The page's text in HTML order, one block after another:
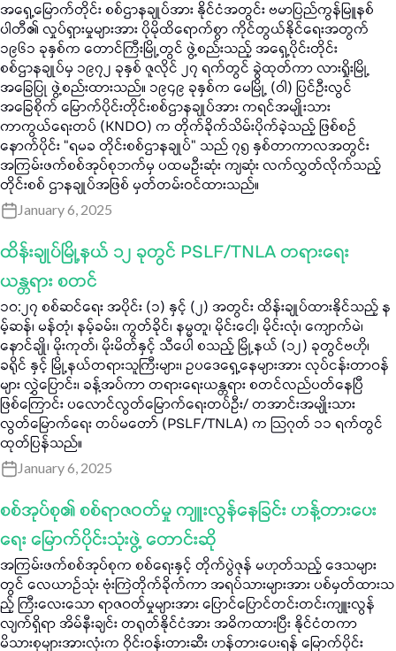
အရှေ့မြောက်တိုင်း စစ်ဌာနချုပ်အား နိုင်ငံအတွင်း ဗမာပြည်ကွန်မြူနစ်
ပါတီ၏ လှုပ်ရှားမှုများအား ပိုမိုထိရောက်စွာ ကိုင်တွယ်နိုင်ရေးအတွက်
၁၉၆၁ ခုနှစ်က တောင်ကြီးမြို့တွင် ဖွဲ့စည်းသည့် အရှေ့ပိုင်းတိုင်း
စစ်ဌာနချုပ်မှ ၁၉၇၂ ခုနှစ် ဇူလိုင် ၂၇ ရက်တွင် ခွဲထုတ်ကာ လားရှိုးမြို့
အခြေပြု ဖွဲ့စည်းထားသည်။ ၁၉၄၉ ခုနှစ်က မေမြို့ (ဝါ) ပြင်ဦးလွင်
အခြေစိုက် မြောက်ပိုင်းတိုင်းစစ်ဌာနချုပ်အား ကရင်အမျိုးသား
ကာကွယ်ရေးတပ် (KNDO) က တိုက်ခိုက်သိမ်းပိုက်ခဲ့သည့် ဖြစ်စဉ်
နောက်ပိုင်း “ရမခ တိုင်းစစ်ဌာနချုပ်” သည် ၇၅ နှစ်တာကာလအတွင်း
အကြမ်းဖက်စစ်အုပ်စုဘက်မှ ပထမဦးဆုံး ကျဆုံး လက်လွှတ်လိုက်သည့်
တိုင်းစစ် ဌာနချုပ်အဖြစ် မှတ်တမ်းဝင်ထားသည်။
January 6, 2025
ထိန်းချုပ်မြို့နယ် ၁၂ ခုတွင် PSLF/TNLA တရားရေး
ယန္တရား စတင်
၁၀:၂၇ စစ်ဆင်ရေး အပိုင်း (၁) နှင့် (၂) အတွင်း ထိန်းချုပ်ထားနိုင်သည့် န
မ့်ဆန်၊ မန်တုံ၊ နမ့်ခမ်း၊ ကွတ်ခိုင်၊ နမ္မတူ၊ မိုင်းငေါ့၊ မိုင်းလုံ၊ ကျောက်မဲ၊
နောင်ချို၊ မိုးကုတ်၊ မိုးမိတ်နှင့် သီပေါ စသည့် မြို့နယ် (၁၂) ခုတွင်ဗဟို၊
ခရိုင် နှင့် မြို့နယ်တရားသူကြီးများ၊ ဥပဒေရှေ့နေများအား လုပ်ငန်းတာဝန်
များ လွှဲပြောင်း၊ ခန့်အပ်ကာ တရားရေးယန္တရား စတင်လည်ပတ်နေပြီ
ဖြစ်ကြောင်း ပလောင်လွတ်မြောက်ရေးတပ်ဦး/ တအာင်းအမျိုးသား
လွတ်မြောက်ရေး တပ်မတော် (PSLF/TNLA) က သြဂုတ် ၁၁ ရက်တွင်
ထုတ်ပြန်သည်။
January 6, 2025
စစ်အုပ်စု၏ စစ်ရာဇဝတ်မှု ကျူးလွန်နေခြင်း ဟန့်တားပေး
ရေး မြောက်ပိုင်းသုံးဖွဲ့ တောင်းဆို
အကြမ်းဖက်စစ်အုပ်စုက စစ်ရေးနှင့် တိုက်ပွဲဇုန် မဟုတ်သည့် ဒေသများ
တွင် လေယာဉ်သုံး ဗုံးကြဲတိုက်ခိုက်ကာ အရပ်သားများအား ပစ်မှတ်ထားသ
ည့် ကြီးလေးသော ရာဇဝတ်မှုများအား ပြောင်ပြောင်တင်းတင်းကျူးလွန်
လျက်ရှိရာ အိမ်နီးချင်း တရုတ်နိုင်ငံအား အဓိကထားပြီး နိုင်ငံတကာ
မိသားစုများအားလုံးက ဝိုင်းဝန်းတားဆီး ဟန်တားပေးရန် မြောက်ပိုင်း